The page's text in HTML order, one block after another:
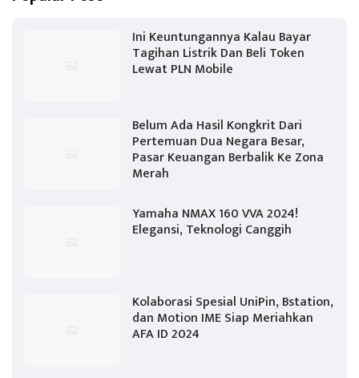
Ini Keuntungannya Kalau Bayar
Tagihan Listrik Dan Beli Token
Lewat PLN Mobile
Belum Ada Hasil Kongkrit Dari
Pertemuan Dua Negara Besar,
Pasar Keuangan Berbalik Ke Zona
Merah
Yamaha NMAX 160 VVA 2024!
Elegansi, Teknologi Canggih
Kolaborasi Spesial UniPin, Bstation,
dan Motion IME Siap Meriahkan
AFA ID 2024